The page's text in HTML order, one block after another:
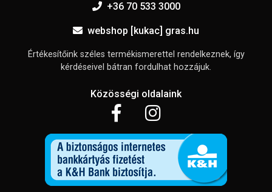
+36 70 533 3000
webshop [kukac] gras.hu
Értékesítőink széles termékismerettel rendelkeznek, így
kérdéseivel bátran fordulhat hozzájuk.
Közösségi oldalaink